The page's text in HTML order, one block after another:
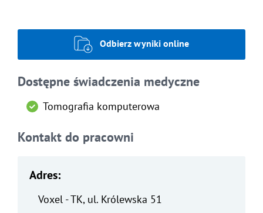
Odbierz wyniki online
Dostępne świadczenia medyczne
Tomografia komputerowa
Kontakt do pracowni
Adres:
Voxel - TK, ul. Królewska 51